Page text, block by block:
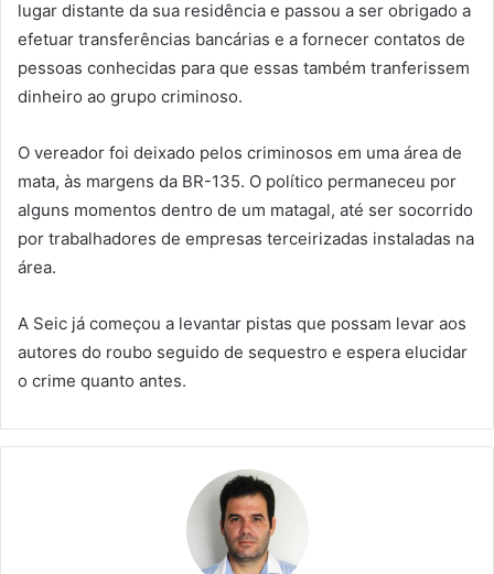
lugar distante da sua residência e passou a ser obrigado a
efetuar transferências bancárias e a fornecer contatos de
pessoas conhecidas para que essas também tranferissem
dinheiro ao grupo criminoso.
O vereador foi deixado pelos criminosos em uma área de
mata, às margens da BR-135. O político permaneceu por
alguns momentos dentro de um matagal, até ser socorrido
por trabalhadores de empresas terceirizadas instaladas na
área.
A Seic já começou a levantar pistas que possam levar aos
autores do roubo seguido de sequestro e espera elucidar
o crime quanto antes.